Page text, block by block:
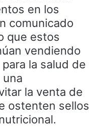
en los
comunicado
que estos
vendiendo
la salud de
la venta de
ostenten sellos